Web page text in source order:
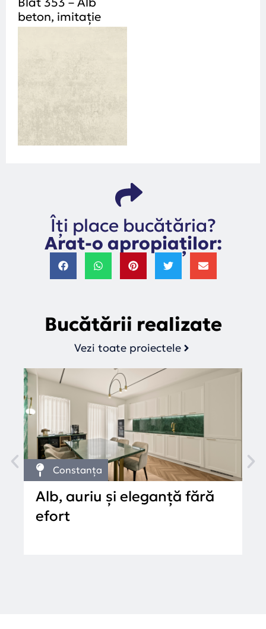
beton, imitație
Îți place bucătăria?
Arat-o apropiaților:
Bucătării realizate
Vezi toate proiectele
Constanța
Alb, auriu și eleganță fără
efort